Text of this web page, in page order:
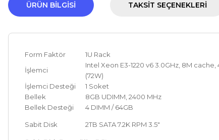
ÜRÜN BILGISI TAKSIT SEÇENEKLERI
Form Faktör
1U Rack
İşlemci
Intel Xeon E3-1220 v6 3.0GHz, 8M cache,
(72W)
İşlemci Desteği
1 Soket
Bellek
8GB UDIMM, 2400 MHz
Bellek Desteği
4 DIMM / 64GB
Sabit Disk 2TB SATA 7.2K RPM 3.5"